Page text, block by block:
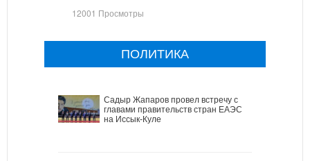
12001 Просмотры
ПОЛИТИКА
Садыр Жапаров провел встречу с
главами правительств стран ЕАЭС
на Иссык-Куле